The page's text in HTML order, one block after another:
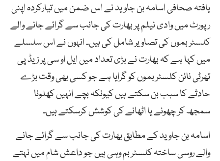
یافتہ صحافی اسامہ بن جاوید نے اس ضمن میں تیارکردہ اپنی
رپورٹ میں وادی نیلم پر بھارت کی جانب سے گرائے جانے والے
کلسٹر بموں کی تصاویر شامل کی ہیں۔ انہوں نے اس سلسلے
میں کہا ہے کہ بھارت نے بڑی تعداد میں ایل او سی پر زیڈ پی
تھرٹی نائن کلسٹر بموں کو گرایا ہے جو کسی بھی وقت بڑے
حادثے کا سبب بن سکتے ہیں کیونکہ بچے انہیں کھلونا
سمجھ کر چھونے یا اٹھانے کی کوشش کرسکتے ہیں۔
اسامہ بن جاوید کے مطابق بھارت کی جانب سے گرائے جانے
والے روسی ساختہ کلسٹر بم وہی ہیں جو داعش شام میں نہتے